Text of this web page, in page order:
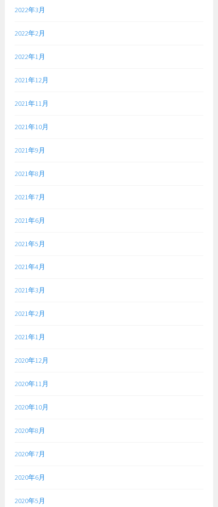
2022年3月
2022年2月
2022年1月
2021年12月
2021年11月
2021年10月
2021年9月
2021年8月
2021年7月
2021年6月
2021年5月
2021年4月
2021年3月
2021年2月
2021年1月
2020年12月
2020年11月
2020年10月
2020年8月
2020年7月
2020年6月
2020年5月